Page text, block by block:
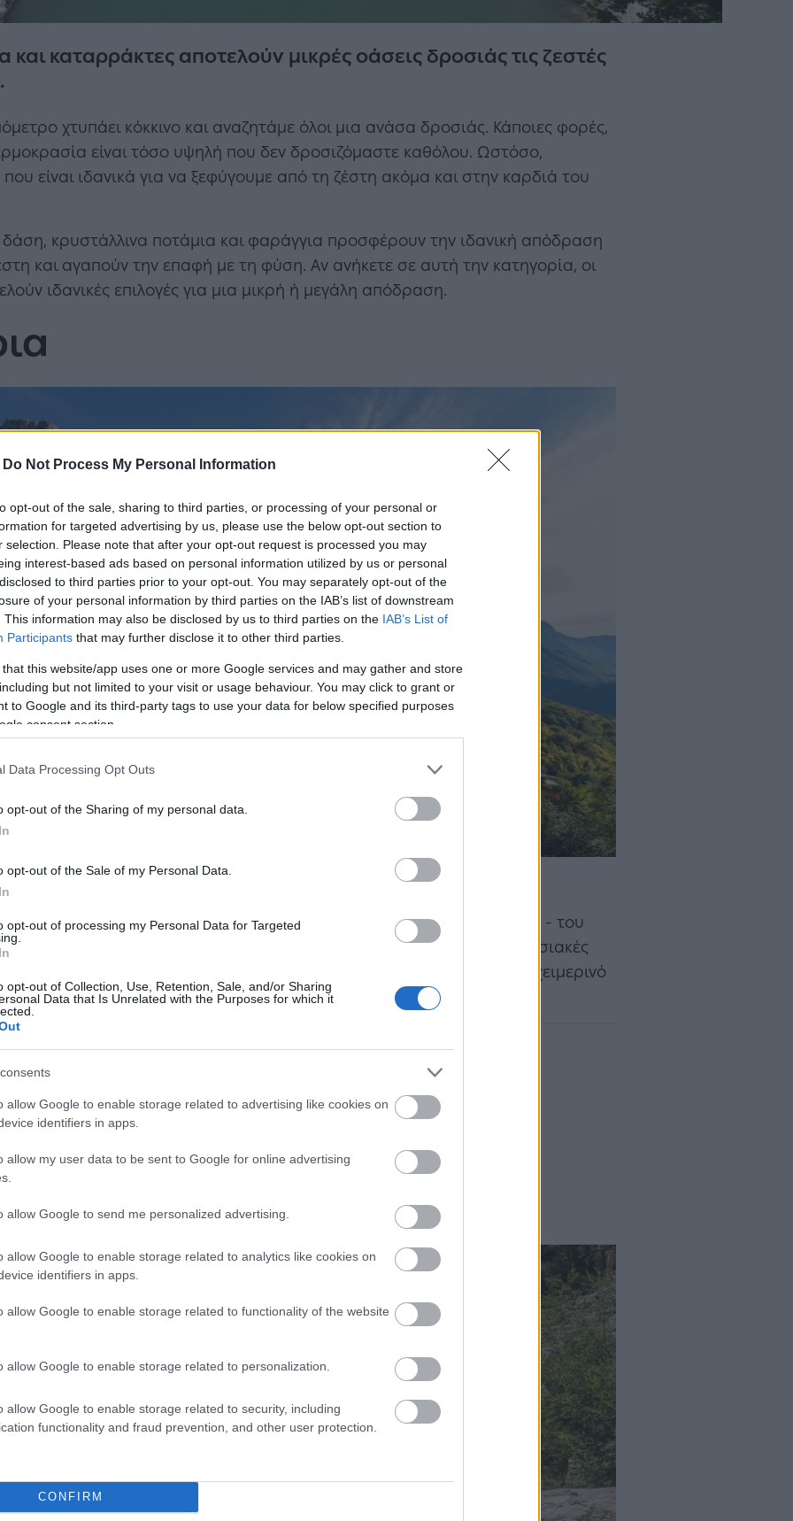
Do Not Process My Personal Information
opt-out of the sale, sharing to third parties, or processing of your personal or
for targeted advertising by us, please use the below opt-out section to
selection. Please note that after your opt-out request is processed you may
interest-based ads based on personal information utilized by us or personal
to third parties prior to your opt-out. You may separately opt-out of the
of your personal information by third parties on the IAB’s list of downstream
This information may also be disclosed by us to third parties on the IAB’s List of
Participants that may further disclose it to other third parties.
that this website/app uses one or more Google services and may gather and store
but not limited to your visit or usage behaviour. You may click to grant or
to Google and its third-party tags to use your data for below specified purposes
consent section.
Data Processing Opt Outs
opt-out of the Sharing of my personal data.
opt-out of the Sale of my Personal Data.
opt-out of processing my Personal Data for Targeted
opt-out of Collection, Use, Retention, Sale, and/or Sharing
Data that Is Unrelated with the Purposes for which it
allow Google to enable storage related to advertising like cookies on
identifiers in apps.
allow my user data to be sent to Google for online advertising
allow Google to send me personalized advertising.
allow Google to enable storage related to analytics like cookies on
identifiers in apps.
allow Google to enable storage related to functionality of the website
allow Google to enable storage related to personalization.
allow Google to enable storage related to security, including
functionality and fraud prevention, and other user protection.
CONFIRM
και καταρράκτες αποτελούν μικρές οάσεις δροσιάς τις ζεστές
χτυπάει κόκκινο και αναζητάμε όλοι μια ανάσα δροσιάς. Κάποιες φορές,
είναι τόσο υψηλή που δεν δροσιζόμαστε καθόλου. Ωστόσο,
είναι ιδανικά για να ξεφύγουμε από τη ζέστη ακόμα και στην καρδιά του
κρυστάλλινα ποτάμια και φαράγγια προσφέρουν την ιδανική απόδραση
και αγαπούν την επαφή με τη φύση. Αν ανήκετε σε αυτή την κατηγορία, οι
ιδανικές επιλογές για μια μικρή ή μεγάλη απόδραση.
ιδανική επιλογή για να αποφύγετε τις ζεστές μέρες - και κυρίως νύχτες - του
πετρόχτιστα χωριά, επιβλητικές οροσειρές και εντυπωσιακές
ποτάμια με όμορφα γεφύρια. Μπορεί να αποτελούν φημισμένο χειμερινό
είναι υπέροχα και το καλοκαίρι.